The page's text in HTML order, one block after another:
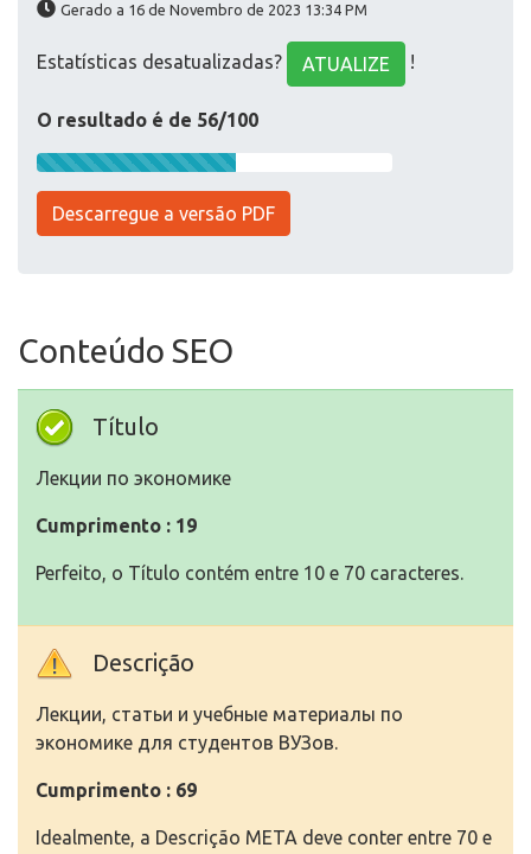
Gerado a 16 de Novembro de 2023 13:34 PM
Estatísticas desatualizadas? ATUALIZE !
O resultado é de 56/100
Descarregue a versão PDF
Conteúdo SEO
Título
Лекции по экономике
Cumprimento : 19
Perfeito, o Título contém entre 10 e 70 caracteres.
Descrição
Лекции, статьи и учебные материалы по
экономике для студентов ВУЗов.
Cumprimento : 69
Idealmente, a Descrição META deve conter entre 70 e